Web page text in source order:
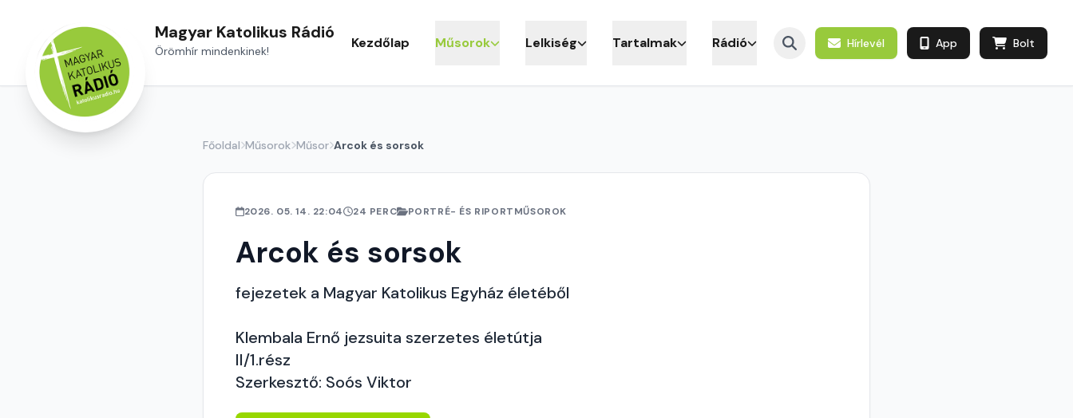
Magyar Katolikus Rádió
Örömhír mindenkinek! Kezdőlap Műsorok Lelkiség Tartalmak Rádió Hírlevél App Bolt
Főoldal Műsorok Műsor Arcok és sorsok
2026. 05. 14. 22:04 24 PERC PORTRÉ- ÉS RIPORTMŰSOROK
Arcok és sorsok
fejezetek a Magyar Katolikus Egyház életéből
Klembala Ernő jezsuita szerzetes életútja
II/1.rész
Szerkesztő: Soós Viktor